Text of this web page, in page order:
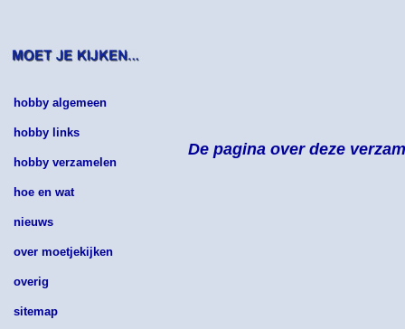
hobby algemeen
hobby links
hobby verzamelen
hoe en wat
nieuws
over moetjekijken
overig
sitemap
De pagina over deze